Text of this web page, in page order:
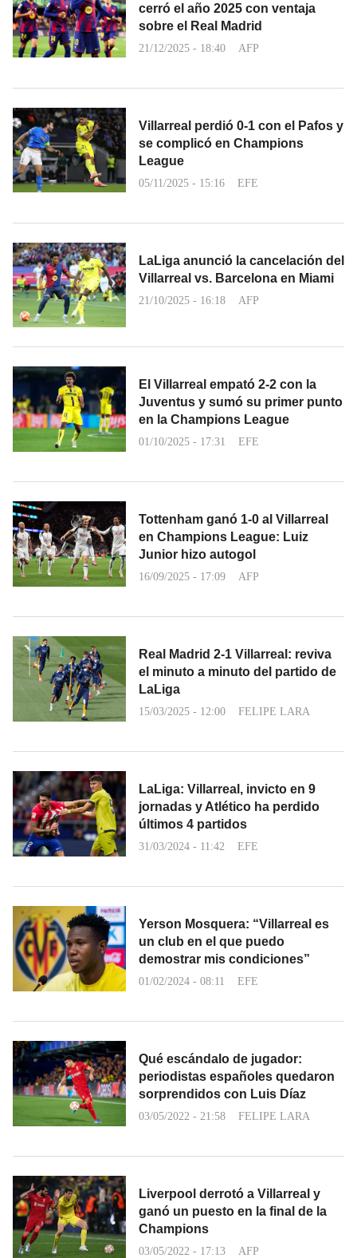
cerró el año 2025 con ventaja
sobre el Real Madrid
21/12/2025 - 18:40 AFP
Villarreal perdió 0-1 con el Pafos y
se complicó en Champions
League
05/11/2025 - 15:16 EFE
LaLiga anunció la cancelación del
Villarreal vs. Barcelona en Miami
21/10/2025 - 16:18 AFP
El Villarreal empató 2-2 con la
Juventus y sumó su primer punto
en la Champions League
01/10/2025 - 17:31 EFE
Tottenham ganó 1-0 al Villarreal
en Champions League: Luiz
Junior hizo autogol
16/09/2025 - 17:09 AFP
Real Madrid 2-1 Villarreal: reviva
el minuto a minuto del partido de
LaLiga
15/03/2025 - 12:00 FELIPE LARA
LaLiga: Villarreal, invicto en 9
jornadas y Atlético ha perdido
últimos 4 partidos
31/03/2024 - 11:42 EFE
Yerson Mosquera: “Villarreal es
un club en el que puedo
demostrar mis condiciones”
01/02/2024 - 08:11 EFE
Qué escándalo de jugador:
periodistas españoles quedaron
sorprendidos con Luis Díaz
03/05/2022 - 21:58 FELIPE LARA
Liverpool derrotó a Villarreal y
ganó un puesto en la final de la
Champions
03/05/2022 - 17:13 AFP